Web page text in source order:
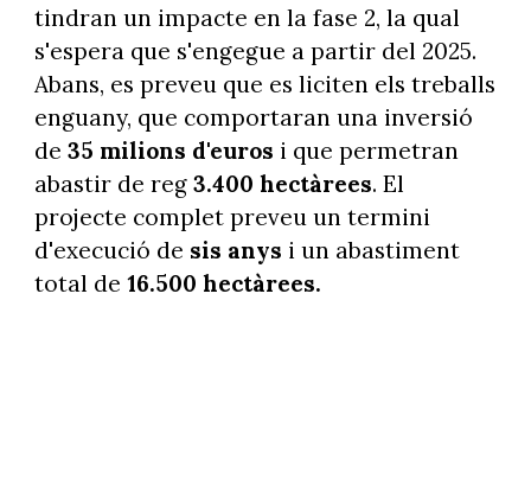
tindran un impacte en la fase 2, la qual
s'espera que s'engegue a partir del 2025.
Abans, es preveu que es liciten els treballs
enguany, que comportaran una inversió
de 35 milions d'euros i que permetran
abastir de reg 3.400 hectàrees. El
projecte complet preveu un termini
d'execució de sis anys i un abastiment
total de 16.500 hectàrees.